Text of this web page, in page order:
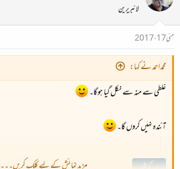
لائبریرین
مئی 17، 2017
محمداحمد نے کہا:
غلطی سے منہ سے نکل گیا ہوگا۔
آئندہ نہیں کروں گا۔